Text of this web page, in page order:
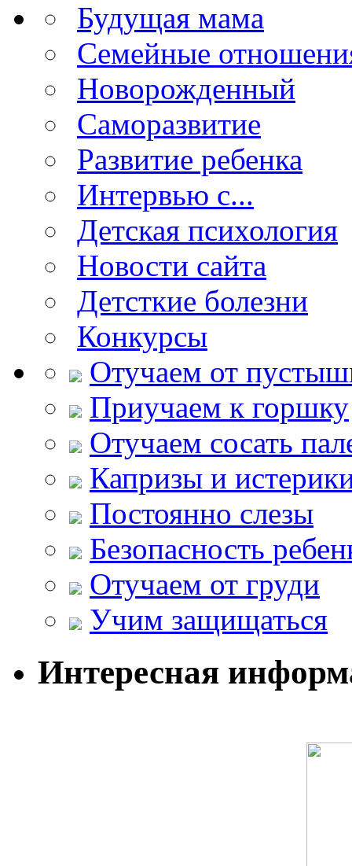
Будущая мама
Семейные
Новорожденный
Саморазвитие
Развитие ребенка
Интервью с...
Детская психология
Новости сайта
Детсткие болезни
Конкурсы
Отучаем от
Приучаем к горшку
Отучаем сосать
Капризы и
Постоянно слезы
Безопасность
Отучаем от груди
Учим защищаться
Интересная